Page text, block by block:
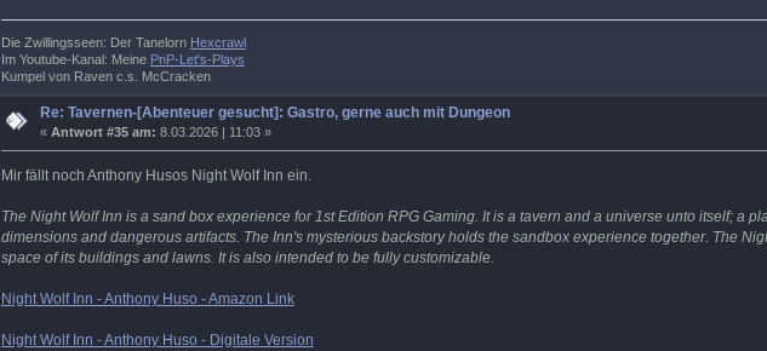
Die Zwillingsseen: Der Tanelorn Hexcrawl
Im Youtube-Kanal: Meine PnP-Let's-Plays
Kumpel von Raven c.s. McCracken
Re: Tavernen-[Abenteuer gesucht]: Gastro, gerne auch mit Dungeon
«Antwort #35 am: 8.03.2026 | 11:03 »
Mir fällt noch Anthony Husos Night Wolf Inn ein.
The Night Wolf Inn is a sand box experience for 1st Edition RPG Gaming. It is a tavern and a universe unto itself; a
dimensions and dangerous artifacts. The Inn's mysterious backstory holds the sandbox experience together. The
space of its buildings and lawns. It is also intended to be fully customizable.
Night Wolf Inn - Anthony Huso - Amazon Link
Night Wolf Inn - Anthony Huso - Digitale Version